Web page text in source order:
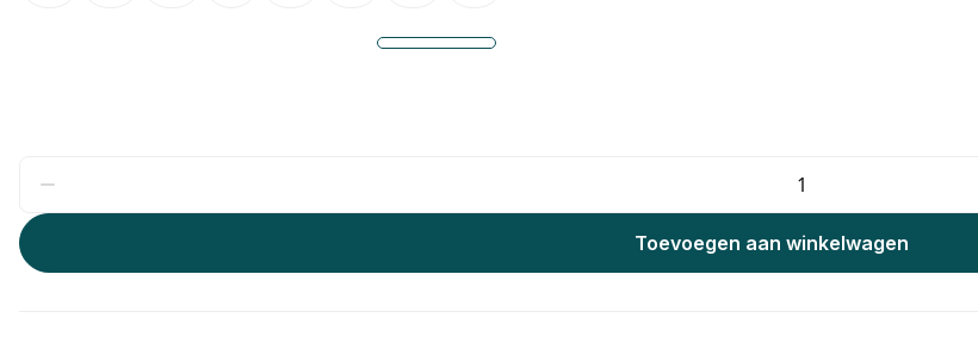
Toevoegen aan winkelwagen